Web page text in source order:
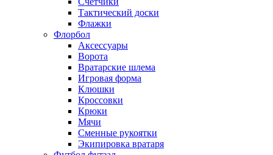
Тактический доски
Флажки
Флорбол
Аксессуары
Ворота
Вратарские шлема
Игровая форма
Клюшки
Кроссовки
Крюки
Мячи
Сменные рукоятки
Экипировка вратаря